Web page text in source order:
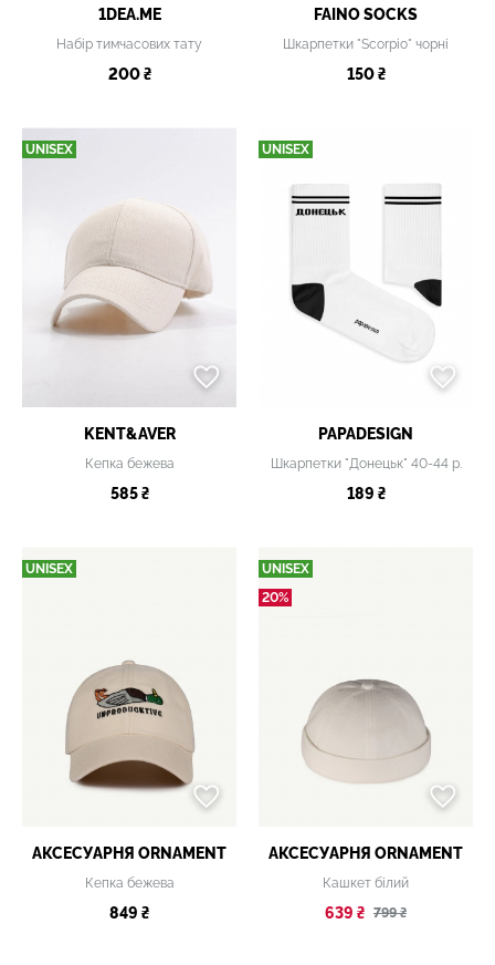
1DEA.ME
Набір тимчасових тату
200 ₴
FAINO SOCKS
Шкарпетки "Scorpio" чорні
150 ₴
UNISEX
KENT&AVER
Кепка бежева
585 ₴
UNISEX
PAPADESIGN
Шкарпетки "Донецьк" 40-44 р.
189 ₴
UNISEX
АКСЕСУАРНЯ ОRNAMENT
Кепка бежева
849 ₴
UNISEX
20%
АКСЕСУАРНЯ ОRNAMENT
Кашкет білий
639 ₴ 799 ₴